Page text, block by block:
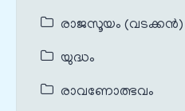
രാജസൂയം (വടക്കൻ)
യുദ്ധം
രാവണോത്ഭവം